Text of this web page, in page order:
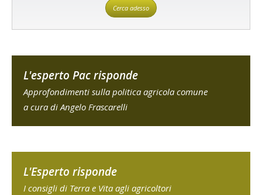
Cerca adesso
L'esperto Pac risponde
Approfondimenti sulla politica agricola comune
a cura di Angelo Frascarelli
L'Esperto risponde
I consigli di Terra e Vita agli agricoltori